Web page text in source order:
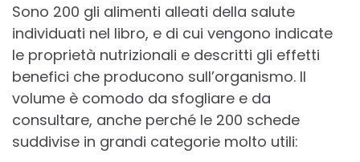
Sono 200 gli alimenti alleati della salute
individuati nel libro, e di cui vengono indicate
le proprietà nutrizionali e descritti gli effetti
benefici che producono sull’organismo. Il
volume è comodo da sfogliare e da
consultare, anche perché le 200 schede
suddivise in grandi categorie molto utili: